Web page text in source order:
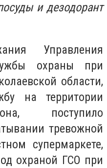
и дезодорант
Управления
охраны при
области,
на территории
поступило
тревожной
супермаркете,
охраной ГСО при